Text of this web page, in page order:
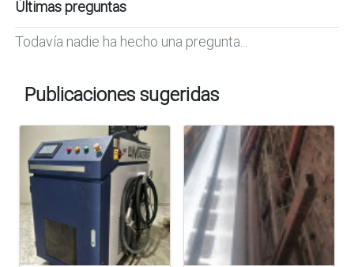
Últimas preguntas
Todavía nadie ha hecho una pregunta...
Publicaciones sugeridas